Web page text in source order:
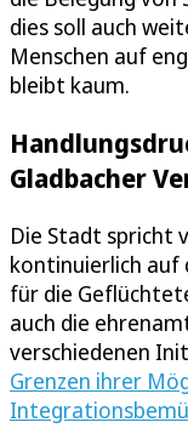
dies soll auch
Menschen auf
bleibt kaum.
Gladbacher
Die Stadt spricht
kontinuierlich auf
für die
auch die
verschiedenen
Grenzen ihrer